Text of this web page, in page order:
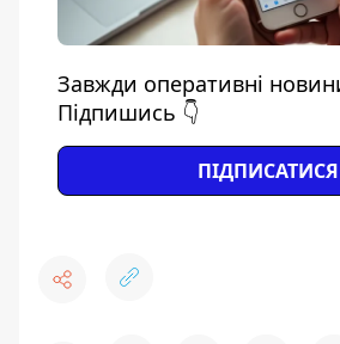
Завжди оперативні
Підпишись 👇
ПІДПИСАТИСЯ